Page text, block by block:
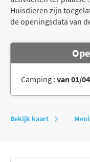
Huisdieren zijn
de openingsdata van
Camping : van 01/
Bekijk kaart